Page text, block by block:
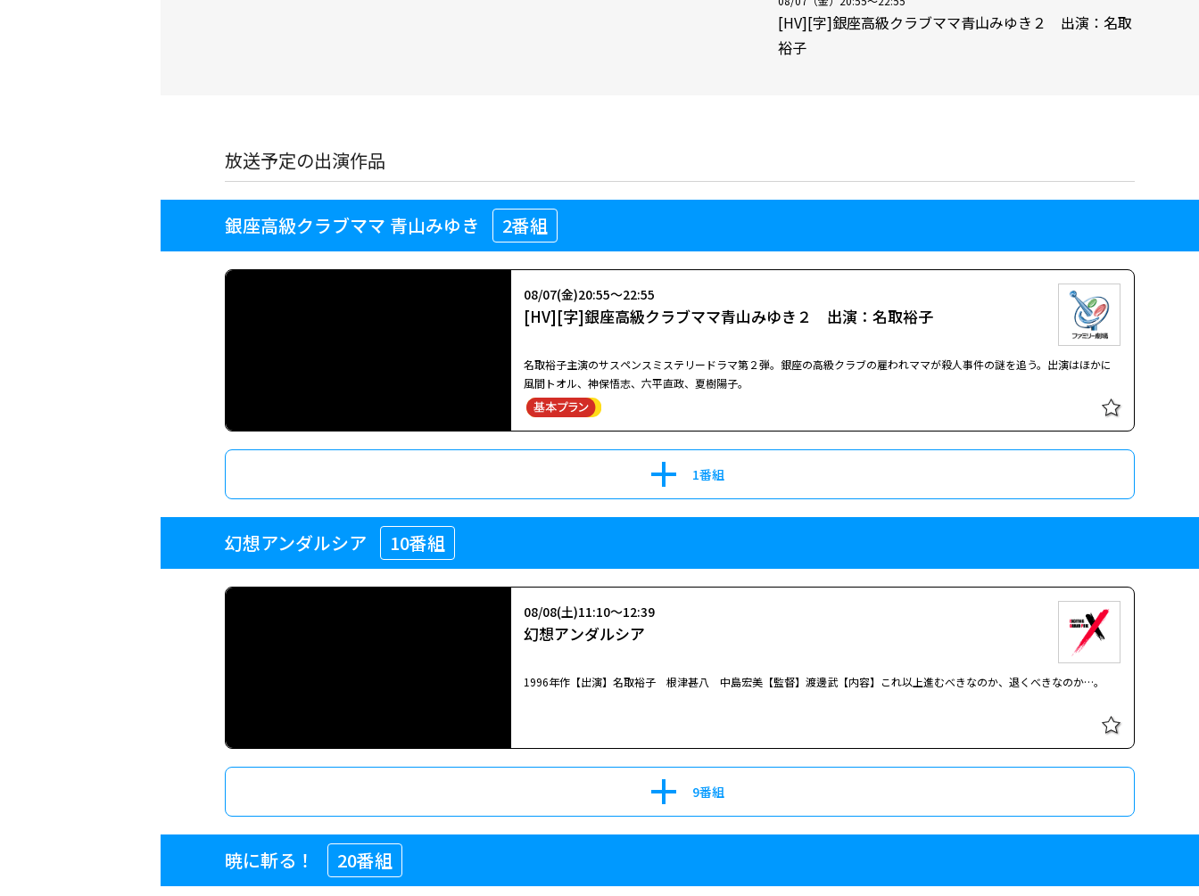
[HV][字]銀座高級クラブママ青山みゆき２ 出演：名取
裕子
放送予定の出演作品
銀座高級クラブママ 青山みゆき 2番組
[HV][字]銀座高級クラブママ青山みゆき２ 出演：名取裕子
08/07(金)20:55～22:55
名取裕子主演のサスペンスミステリードラマ第２弾。銀座の高級クラブの雇われママが殺人事件の謎を追う。出演はほかに
風間トオル、神保悟志、六平直政、夏樹陽子。
1番組
風間トオル、神保悟志、六平直政、夏樹陽子。
風間トオル、野村真美、六平直政、淡路恵子、横内正。 銀座の高級クラブ「カミュ」の雇われママ・青山みゆき（名取裕
閉じる
幻想アンダルシア 10番組
幻想アンダルシア
08/08(土)11:10～12:39
1996年作【出演】名取裕子 根津甚八 中島宏美【監督】渡邊武【内容】これ以上進むべきなのか、退くべきなのか…。
9番組
暁に斬る！ 20番組